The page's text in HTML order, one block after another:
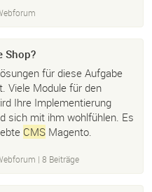
Shop?
für diese Aufgabe
Viele Module für den
Ihre Implementierung
sich mit ihm wohlfühlen. Es
CMS Magento.
| 8 Beiträge